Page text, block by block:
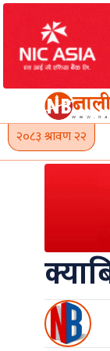
Skip
content
२०८३ श्रावण २२